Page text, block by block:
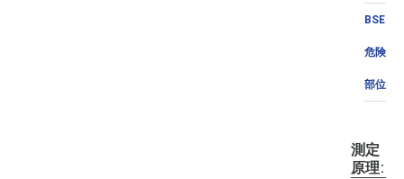
BSE
危険
部位
測定
原理: